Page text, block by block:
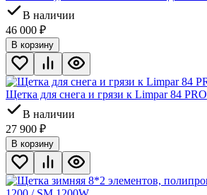
В наличии
46 000 ₽
В корзину
Щетка для снега и грязи к Limpar 84 PRO
В наличии
27 900 ₽
В корзину